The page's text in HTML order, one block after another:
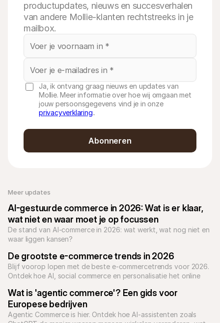
Meer updates
AI-gestuurde commerce in 2026: Wat is er klaar,
wat niet en waar moet je op focussen
De stand van AI-commerce in 2026: wat werkt, wat nog niet en
waar liggen kansen?
De grootste e-commerce trends in 2026
Blijf voorop lopen met de beste e-commercetrends voor 2026.
Ontdek hoe AI, social commerce en personalisatie het online
Wat is 'agentic commerce'? Een gids voor
Europese bedrijven
Agentic Commerce is hier. Ontdek hoe AI-assistenten zoals
productupdates, nieuws en succesverhalen
van andere Mollie-klanten rechtstreeks in je
mailbox.
Ja, ik ontvang graag nieuws en updates van
Mollie. Meer informatie over hoe wij omgaan met
jouw persoonsgegevens vind je in onze
privacyverklaring..
Abonneren